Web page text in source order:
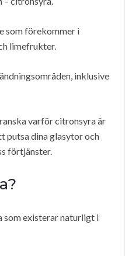
som förekommer i
limefrukter.
inklusive
varför citronsyra är
putsa dina glasytor och
förtjänster.
som existerar naturligt i